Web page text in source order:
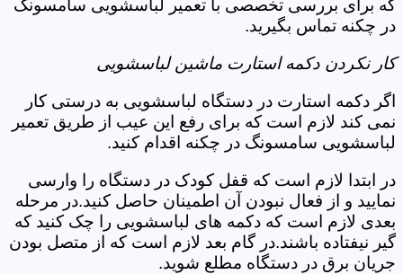
که برای بررسی تخصصی با تعمیر لباسشویی سامسونگ
در چکنه تماس بگیرید.
کار نکردن دکمه استارت ماشین لباسشویی
اگر دکمه استارت در دستگاه لباسشویی به درستی کار
نمی کند لازم است که برای رفع این عیب از طریق تعمیر
لباسشویی سامسونگ در چکنه اقدام کنید.
در ابتدا لازم است که قفل کودک در دستگاه را وارسی
نمایید و از فعال نبودن آن اطمینان حاصل کنید.در مرحله
بعدی لازم است که دکمه های لباسشویی را چک کنید که
گیر نیفتاده باشند.در گام بعد لازم است که از متصل بودن
جریان برق در دستگاه مطلع شوید.